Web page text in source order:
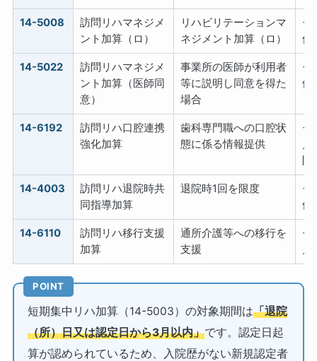
14-5008
訪問リハマネジメ
ント加算（ロ）
リハビリテーションマ
ネジメント加算（ロ）
位
14-5022
訪問リハマネジメ
ント加算（医師同
意）
事業所の医師が利用者
等に説明し同意を得た
場合
位
14-6192
訪問リハ口腔連携
強化加算
歯科専門職への口腔状
態に係る情報提供
限
14-4003
訪問リハ退院時共
同指導加算
退院時1回を限度
位
14-6110
訪問リハ移行支援
加算
通所介護等への移行を
支援
POINT
短期集中リハ加算（14-5003）の対象期間は「退院
（所）日又は認定日から3月以内」です。認定日起
算が認められているため、入院歴がない新規認定者